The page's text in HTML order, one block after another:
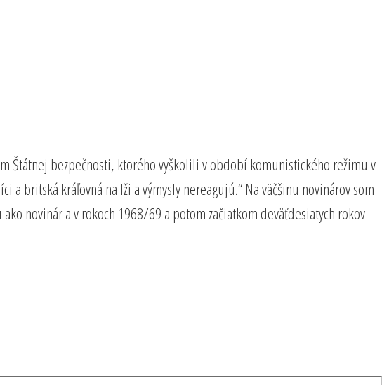
Štátnej bezpečnosti, ktorého vyškolili v období komunistického režimu v
britská kráľovná na lži a výmysly nereagujú.“ Na väčšinu novinárov som
novinár a v rokoch 1968/69 a potom začiatkom deväťdesiatych rokov